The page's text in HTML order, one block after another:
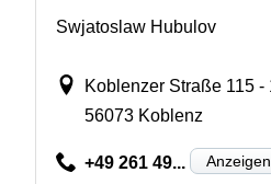
Swjatoslaw Hubulov
Koblenzer Straße 115 -
56073 Koblenz
+49 261 49... Anzeigen